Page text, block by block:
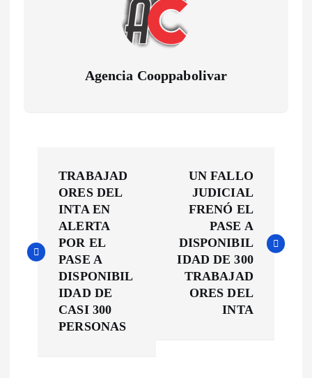
Agencia Cooppabolivar
e
TRABAJAD
ORES DEL
INTA EN
ALERTA
POR EL
PASE A
DISPONIBIL
IDAD DE
CASI 300
PERSONAS
UN FALLO
JUDICIAL
FRENÓ EL
PASE A
DISPONIBIL
IDAD DE 300
TRABAJAD
ORES DEL
INTA